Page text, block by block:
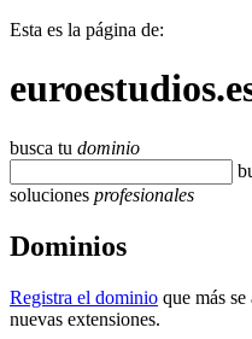
Esta es la página de:
busca tu dominio
soluciones profesionales
Dominios
Registra el dominio que más
nuevas extensiones.